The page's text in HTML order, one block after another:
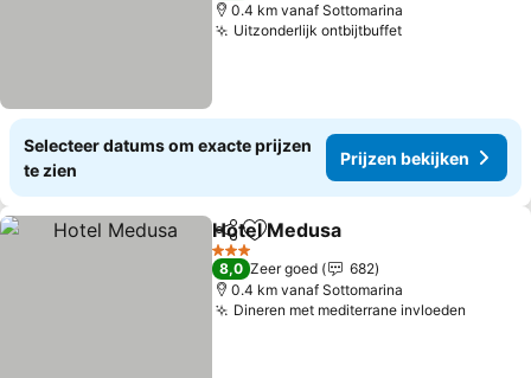
0.4 km vanaf Sottomarina
Uitzonderlijk ontbijtbuffet
Selecteer datums om exacte prijzen
te zien
Prijzen bekijken
DelenToevoegen aan favorieten
Hotel Medusa
3 Sterren
8,0 Zeer goed
682
0.4 km vanaf Sottomarina
Dineren met mediterrane invloeden